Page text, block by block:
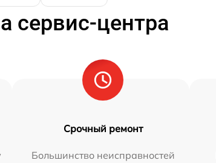
сервис-центра
Срочный ремонт
Большинство неисправностей